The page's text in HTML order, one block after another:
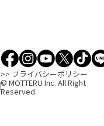
>> プライバシーポリシー
© MOTTERU Inc. All Right
Reserved.